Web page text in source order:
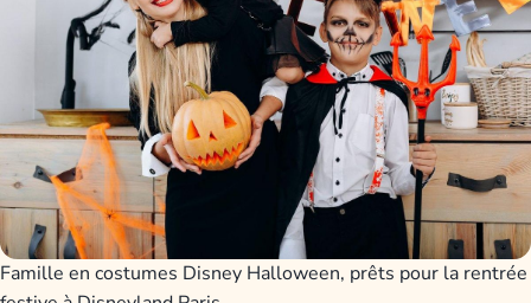
Famille en costumes Disney Halloween, prêts pour la rentrée